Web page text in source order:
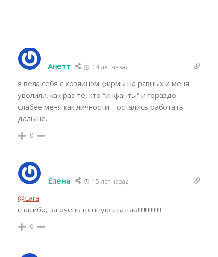
Анетт 14 лет назад
я вела себя с хозяином фирмы на равных и меня
уволили. как раз те, кто “инфанты” и гораздо
слабее меня как личности – остались работать
дальше.
0
Елена 15 лет назад
@Lara
спасибо, за очень ценную статью!!!!!!!!!!!!!!!!
0